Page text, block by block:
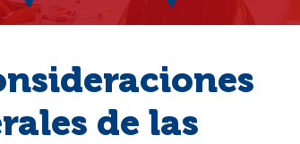
de las